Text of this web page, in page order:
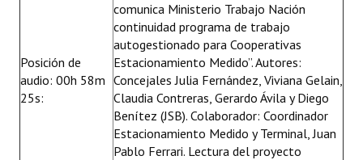
Posición de
audio: 00h 58m
25s:
comunica Ministerio Trabajo Nación
continuidad programa de trabajo
autogestionado para Cooperativas
Estacionamiento Medido”. Autores:
Concejales Julia Fernández, Viviana Gelain,
Claudia Contreras, Gerardo Ávila y Diego
Benítez (JSB). Colaborador: Coordinador
Estacionamiento Medido y Terminal, Juan
Pablo Ferrari. Lectura del proyecto